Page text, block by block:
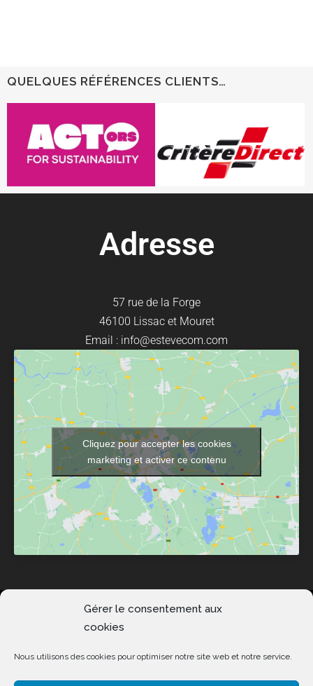
Gérer le consentement aux
cookies
Nous utilisons des cookies pour optimiser notre site web et notre service.
QUELQUES RÉFÉRENCES CLIENTS…
Adresse
57 rue de la Forge
46100 Lissac et Mouret
Email : info@estevecom.com
Cliquez pour accepter les cookies
marketing et activer ce contenu
Esteve Communication 2020 © Tous droits réservés.